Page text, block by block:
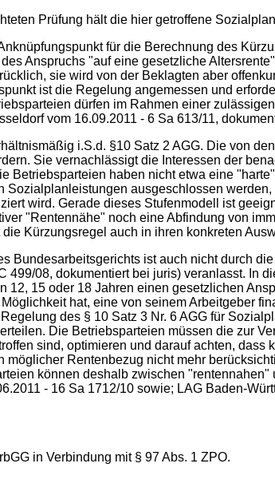
Prüfung hält die hier getroffene
für die Berechnung des
Anspruchs "auf eine gesetzliche
sie wird von der Beklagten aber
ist die Regelung angemessen und
dürfen im Rahmen einer
vom 16.09.2011 - 6 Sa 613/11,
i.S.d. §10 Satz 2 AGG. Die von
Sie vernachlässigt die Interessen der
Betriebsparteien haben nicht etwa eine
Sozialplanleistungen ausgeschlossen
wird. Gerade dieses Stufenmodell ist
"Rentennähe" noch eine Abfindung von
Kürzungsregel auch in ihren konkreten
Bundesarbeitsgerichts ist auch nicht durch
499/08, dokumentiert bei juris) veranlasst. In
12, 15 oder 18 Jahren einen gesetzlichen
hat, eine von seinem Arbeitgeber
des § 10 Satz 3 Nr. 6 AGG für
Die Betriebsparteien müssen die zur
sind, optimieren und darauf achten,
Rentenbezug nicht mehr
können deshalb zwischen
- 16 Sa 1712/10 sowie; LAG Baden-
in Verbindung mit § 97 Abs. 1 ZPO.